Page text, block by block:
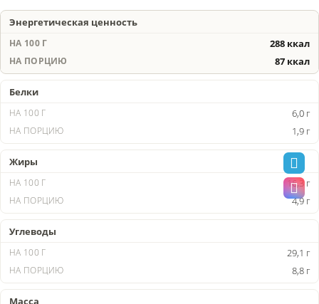
Энергетическая ценность
288 ккал
87 ккал
Белки
6,0 г
1,9 г
Жиры
16,3 г
4,9 г
Углеводы
29,1 г
8,8 г
Масса